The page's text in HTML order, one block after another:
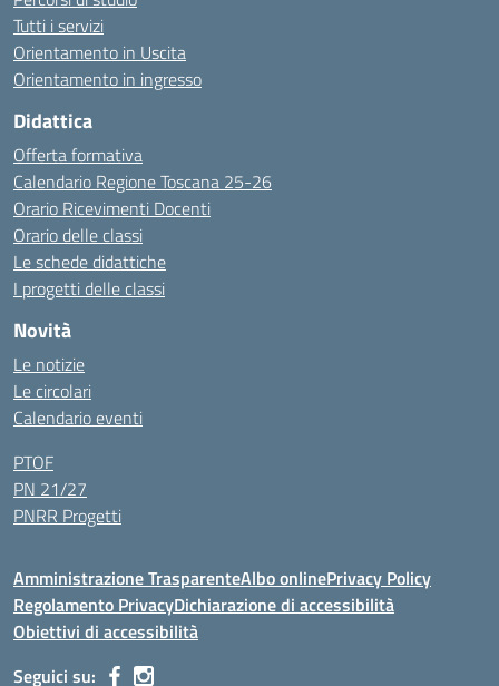
Tutti i servizi
Orientamento in Uscita
Orientamento in ingresso
Didattica
Offerta formativa
Calendario Regione Toscana 25-26
Orario Ricevimenti Docenti
Orario delle classi
Le schede didattiche
I progetti delle classi
Novità
Le notizie
Le circolari
Calendario eventi
PTOF
PN 21/27
PNRR Progetti
Amministrazione TrasparenteAlbo onlinePrivacy Policy
Regolamento PrivacyDichiarazione di accessibilità
Obiettivi di accessibilità
Seguici su: